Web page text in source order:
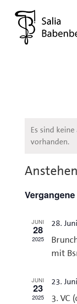
Inhalt
springen
Es sind
vorhanden.
wählen.
JUNI
28
2025
28.
mit
JUNI
23
2025
23.
3. VC